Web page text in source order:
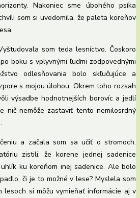
Nakoniec sme úbohého psíka
som si uvedomila, že paleta koreňov
som teda lesníctvo. Čoskoro
boku s vplyvnými ľuďmi zodpovednými
odlesňovania bolo skľučujúce a
s mojou úlohou. Okrem toho rozsah
výsadbe hodnotnejších borovíc a jedlí
nič nemôže zastaviť tento nemilosrdný
a začala som sa učiť o stromoch.
zistili, že korene jednej sadenice
ku koreňom inej sadenice. Ale bolo
či je to možné v lese? Myslela som
lesoch si môžu vymieňať informácie aj v